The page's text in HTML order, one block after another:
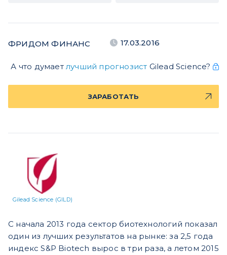
ФРИДОМ ФИНАНС 17.03.2016
А что думает лучший прогнозист Gilead Science?
ЗАРАБОТАТЬ
Gilead Science (GILD)
С начала 2013 года сектор биотехнологий показал
один из лучших результатов на рынке: за 2,5 года
индекс S&P Biotech вырос в три раза, а летом 2015